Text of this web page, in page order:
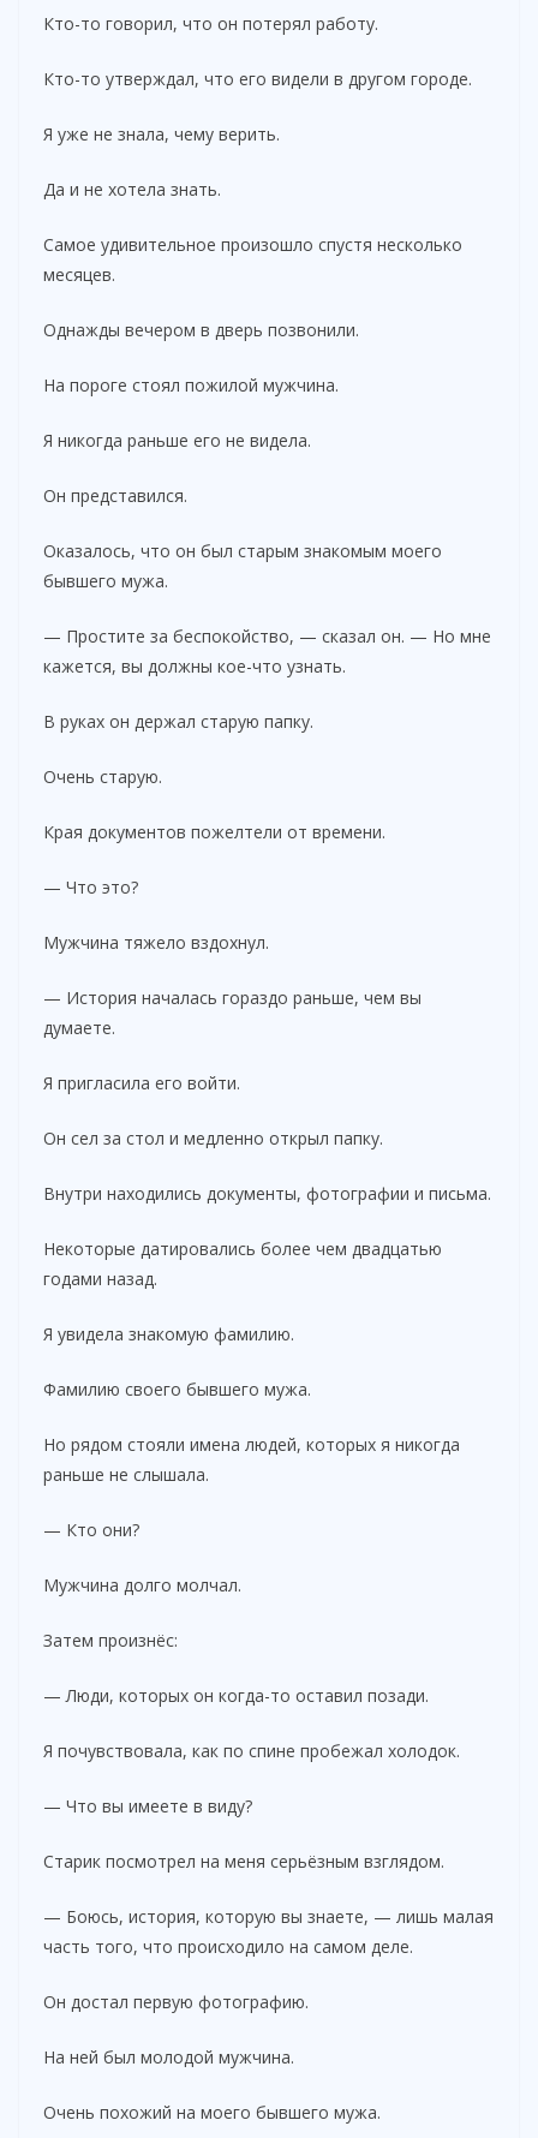
Кто-то говорил, что он потерял работу.
Кто-то утверждал, что его видели в другом городе.
Я уже не знала, чему верить.
Да и не хотела знать.
Самое удивительное произошло спустя несколько
месяцев.
Однажды вечером в дверь позвонили.
На пороге стоял пожилой мужчина.
Я никогда раньше его не видела.
Он представился.
Оказалось, что он был старым знакомым моего
бывшего мужа.
— Простите за беспокойство, — сказал он. — Но мне
кажется, вы должны кое-что узнать.
В руках он держал старую папку.
Очень старую.
Края документов пожелтели от времени.
— Что это?
Мужчина тяжело вздохнул.
— История началась гораздо раньше, чем вы
думаете.
Я пригласила его войти.
Он сел за стол и медленно открыл папку.
Внутри находились документы, фотографии и письма.
Некоторые датировались более чем двадцатью
годами назад.
Я увидела знакомую фамилию.
Фамилию своего бывшего мужа.
Но рядом стояли имена людей, которых я никогда
раньше не слышала.
— Кто они?
Мужчина долго молчал.
Затем произнёс:
— Люди, которых он когда-то оставил позади.
Я почувствовала, как по спине пробежал холодок.
— Что вы имеете в виду?
Старик посмотрел на меня серьёзным взглядом.
— Боюсь, история, которую вы знаете, — лишь малая
часть того, что происходило на самом деле.
Он достал первую фотографию.
На ней был молодой мужчина.
Очень похожий на моего бывшего мужа.